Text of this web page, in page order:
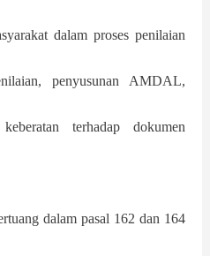
dalam proses penilaian
penyusunan AMDAL,
terhadap dokumen
dalam pasal 162 dan 164